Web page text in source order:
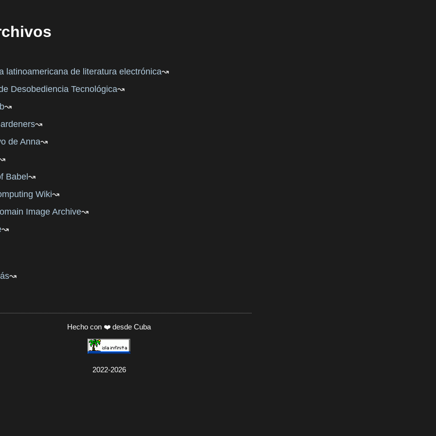
latinoamericana de literatura electrónica
Desobediencia Tecnológica
de Anna
Babel
Wiki
Image Archive
Hecho con ❤️ desde Cuba
2022-2026